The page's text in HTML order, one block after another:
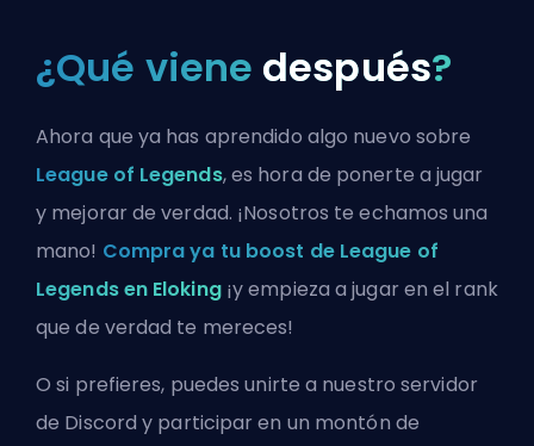
¿Qué viene después?
Ahora que ya has aprendido algo nuevo sobre
League of Legends, es hora de ponerte a jugar
y mejorar de verdad. ¡Nosotros te echamos una
mano! Compra ya tu boost de League of
Legends en Eloking¡y empieza a jugar en el rank
que de verdad te mereces!
O si prefieres, puedesunirte a nuestro servidor
de Discord y participar en un montón de